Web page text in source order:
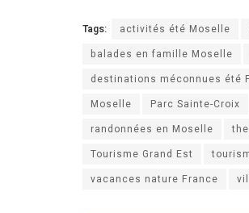
Tags: activités été Moselle
balades en famille Moselle
destinations méconnues été
Moselle
Parc Sainte-Croix
randonnées en Moselle
Tourisme Grand Est
vacances nature France